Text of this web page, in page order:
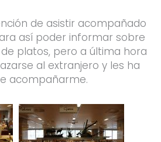
de asistir acompañado
así poder informar sobre
platos, pero a última hora
al extranjero y les ha
acompañarme.